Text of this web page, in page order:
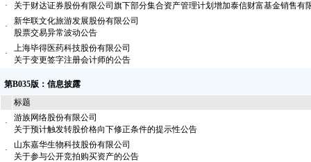
·
关于财达证券股份有限公司旗下部分集合资产管理计划增加泰信财富基金销售有
·
新华联文化旅游发展股份有限公司
股票交易异常波动公告
·
上海毕得医药科技股份有限公司
关于变更签字注册会计师的公告
第B035版：信息披露
标题
·
游族网络股份有限公司
关于预计触发转股价格向下修正条件的提示性公告
·
山东嘉华生物科技股份有限公司
关于参与公开竞拍购买资产的公告